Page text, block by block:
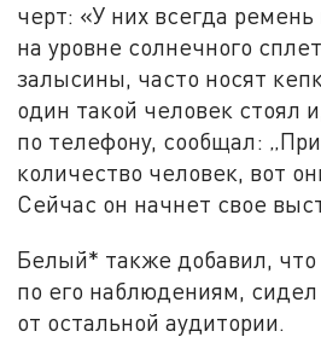
черт: «У них всегда ремень
на уровне солнечного
залысины, часто носят
один такой человек стоял
по телефону, сообщал:
количество человек, вот
Сейчас он начнет свое
Белый* также добавил, что
по его наблюдениям, сидел
от остальной аудитории.